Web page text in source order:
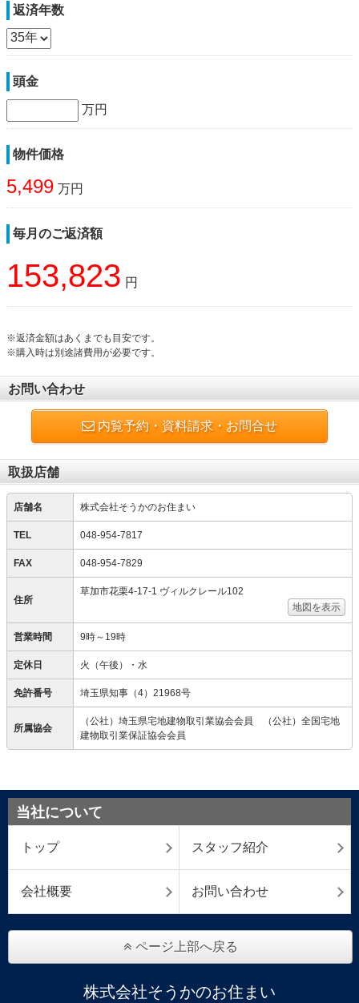
返済年数
頭金
万円
物件価格
5,499 万円
毎月のご返済額
153,823 円
※返済金額はあくまでも目安です。
※購入時は別途諸費用が必要です。
お問い合わせ
内覧予約・資料請求・お問合せ
取扱店舗
店舗名 株式会社そうかのお住まい
TEL 048-954-7817
FAX 048-954-7829
住所
草加市花栗4-17-1 ヴィルクレール102
地図を表示
営業時間 9時～19時
定休日 火（午後）・水
免許番号 埼玉県知事（4）21968号
所属協会
（公社）埼玉県宅地建物取引業協会会員 （公社）全国宅地
建物取引業保証協会会員
当社について
トップ スタッフ紹介
会社概要 お問い合わせ
ページ上部へ戻る
株式会社そうかのお住まい